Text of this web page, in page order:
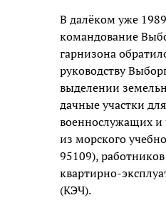
В далёком уже
командование
гарнизона
руководству
выделении
дачные участки для
военнослужащих и
из морского
95109),
квартирно-
(КЭЧ).